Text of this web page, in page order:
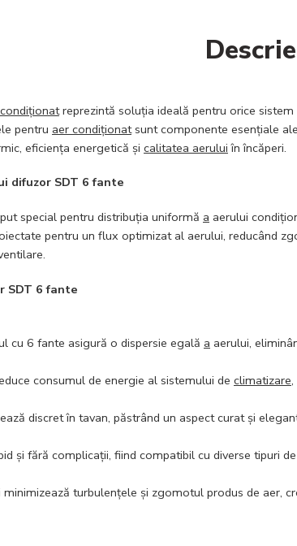
reprezintă soluția ideală pentru orice sistem
pentru aer condiționatsunt componente esențiale
eficiența energetică și calitatea aerului în încăperi.
difuzor SDT 6 fante
special pentru distribuția uniformă a aerului
pentru un flux optimizat al aerului, reducând
SDT 6 fante
cu 6 fante asigură o dispersie egală a aerului,
consumul de energie al sistemului de climatizare
discret în tavan, păstrând un aspect curat și
și fără complicații, fiind compatibil cu diverse tipuri de
turbulențele și zgomotul produs de aer,